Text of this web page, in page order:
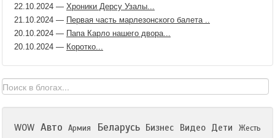
22.10.2024 — Хроники Дерсу Узалы...
21.10.2024 — Первая часть марлезонского балета ..
20.10.2024 — Папа Карло нашего двора...
20.10.2024 — Коротко...
WOW Авто Армия Беларусь Бизнес Видео Дети
Жесть